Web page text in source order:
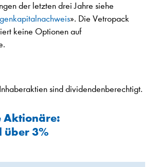
der letzten drei Jahre siehe
». Die Vetropack
keine Optionen auf
sind dividendenberechtigt.
Aktionäre:
über 3%